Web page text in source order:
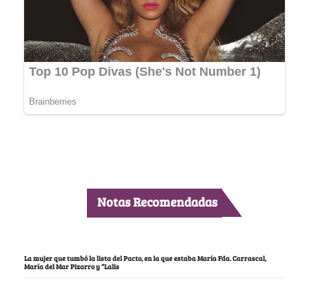
Notas Recomendadas
La mujer que tumbó la lista del Pacto, en la que estaba María Fda. Carrascal,
María del Mar Pizarro y “Lalis